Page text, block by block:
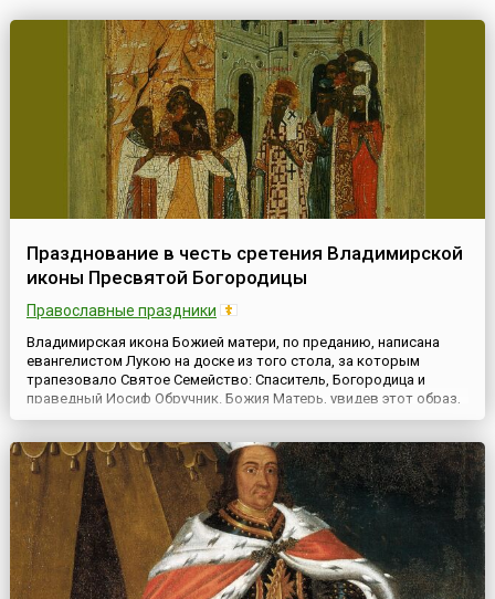
Празднование в честь сретения Владимирской
иконы Пресвятой Богородицы
Православные праздники
Владимирская икона Божией матери, по преданию, написана
евангелистом Лукою на доске из того стола, за которым
трапезовало Святое Семейство: Спаситель, Богородица и
праведный Иосиф Обручник. Божия Матерь, увидев этот образ,
произнесла: «Отныне ублажат Меня все роды. Благодать
икона принесена из Византии в начале 12 века, как подарок
Юрию...